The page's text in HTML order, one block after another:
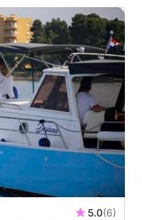
5.0(6)